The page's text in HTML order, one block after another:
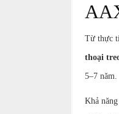
Từ thực
thoại
5–7 năm.
Khả năng